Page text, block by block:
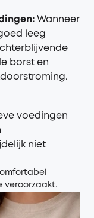
: Wanneer
leeg
borst en
voedingen
niet
veroorzaakt.